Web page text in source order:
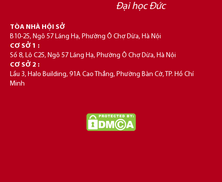
Đại học Đức
TÒA NHÀ HỘI SỞ
B10-25, Ngõ 57 Láng Hạ, Phường Ô Chợ Dừa, Hà Nội
CƠ SỞ 1 :
Số 8, Lô C25, Ngõ 57 Láng Hạ, Phường Ô Chợ Dừa, Hà Nội
CƠ SỞ 2 :
Lầu 3, Halo Building, 91A Cao Thắng, Phường Bàn Cờ, TP. Hồ Chí
Minh